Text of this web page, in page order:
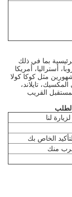
بما في ذلك
أستراليا، أمريكا
مثل كوكا كولا
تايلاند،
القريب
لنا
الخاص بك
منك